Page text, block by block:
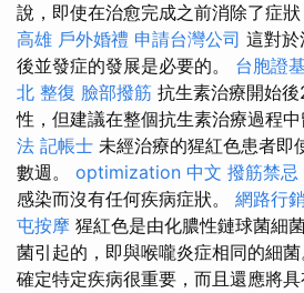
說，即使在治愈完成之前消除了症狀
高雄 戶外婚禮 申請台灣公司 這對
後並發症的發展是必要的。 台胞證
北 整復 臉部撥筋 抗生素治療開始
性，但建議在整個抗生素治療過程中
法 記帳士 未經治療的猩紅色患者即
數週。 optimization 中文 撥筋禁忌
感染而沒有任何疾病症狀。 網路行
屯按摩 猩紅色是由化膿性鏈球菌細
菌引起的，即與喉嚨炎症相同的細
確定特定疾病很重要，而且還應將